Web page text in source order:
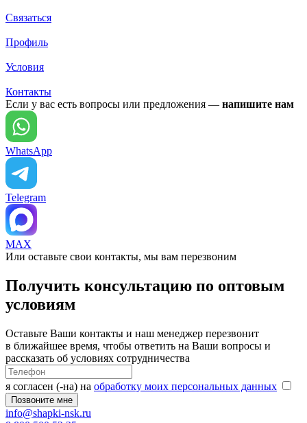
Связаться
Профиль
Условия
Контакты
Если у вас есть вопросы или предложения — напишите нам
WhatsApp
Telegram
MAX
Или оставьте свои контакты, мы вам перезвоним
Получить консультацию по оптовым
условиям
Оставьте Ваши контакты и наш менеджер перезвонит
в ближайшее время, чтобы ответить на Ваши вопросы и
рассказать об условиях сотрудничества
я согласен (-на) на обработку моих персональных данных
info@shapki-nsk.ru